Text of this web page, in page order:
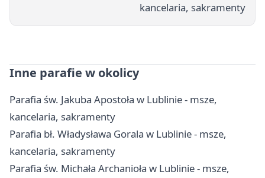
kancelaria, sakramenty
Inne parafie w okolicy
Parafia św. Jakuba Apostoła w Lublinie - msze,
kancelaria, sakramenty
Parafia bł. Władysława Gorala w Lublinie - msze,
kancelaria, sakramenty
Parafia św. Michała Archanioła w Lublinie - msze,